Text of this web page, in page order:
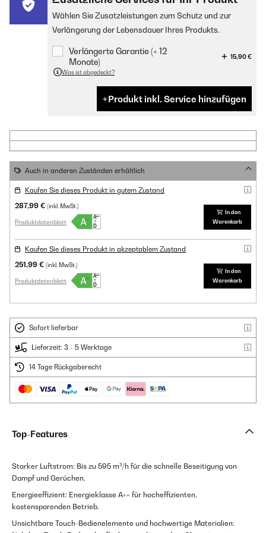
Wählen Sie Zusatzleistungen zum Schutz und zur
Verlängerung der Lebensdauer Ihres Produkts.
Verlängerte Garantie (+ 12
Monate)
15,90 €
Was ist abgedeckt?
Produkt inkl. Service hinzufügen
Auch in anderen Zuständen erhältlich
Kaufen Sie dieses Produkt in gutem Zustand
287,99 € (inkl. MwSt.)
Produktdatenblatt
In den
Warenkorb
Kaufen Sie dieses Produkt in akzeptablem Zustand
251,99 € (inkl. MwSt.)
Produktdatenblatt
In den
Warenkorb
Sofort lieferbar
Lieferzeit: 3 - 5 Werktage
14 Tage Rückgaberecht
Top-Features
Starker Luftstrom: Bis zu 595 m³/h für die schnelle Beseitigung von
Dampf und Gerüchen.
Energieeffizient: Energieklasse A++ für hocheffizienten,
kostensparenden Betrieb.
Unsichtbare Touch-Bedienelemente und hochwertige Materialien: